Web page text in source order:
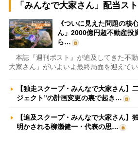
「みんなで大家さん」配当ス
《ついに見えた問題の核
ん」2000億円超不動産投
ら…
本誌『週刊ポスト』が追及してきた不
大家さん」がいよいよ最終局面を迎えて
【独走スクープ・みんなで大家さん】
ジェクト”の計画変更の裏で起き…
【追及スクープ・みんなで大家さん】
明かされる柳瀬健一・代表の思…